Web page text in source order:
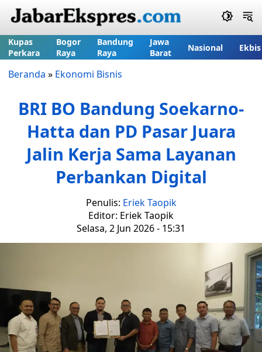
Kupas
Perkara
Bogor
Raya
Bandung
Raya
Jawa
Barat
Nasional Ekbis
Beranda » Ekonomi Bisnis
BRI BO Bandung Soekarno-
Hatta dan PD Pasar Juara
Jalin Kerja Sama Layanan
Perbankan Digital
Penulis: Eriek Taopik
Editor: Eriek Taopik
Selasa, 2 Jun 2026 - 15:31